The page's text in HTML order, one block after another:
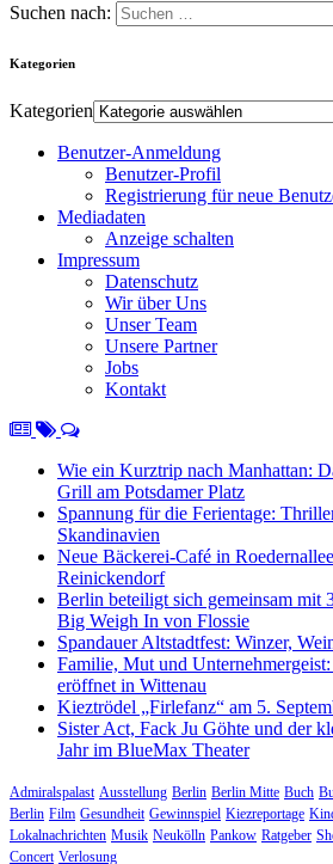
Suchen nach:
Kategorien
Kategorien
Benutzer-Anmeldung
Benutzer-Profil
Registrierung für neue
Mediadaten
Anzeige schalten
Impressum
Datenschutz
Wir über Uns
Unser Team
Unsere Partner
Jobs
Kontakt
Wie ein Kurztrip nach Manhattan:
Grill am Potsdamer Platz
Spannung für die Ferientage:
Skandinavien
Neue Bäckerei-Café in
Reinickendorf
Berlin beteiligt sich gemeinsam mit
Big Weigh In von Flossie
Spandauer Altstadtfest: Winzer,
Familie, Mut und
eröffnet in Wittenau
Kieztrödel „Firlefanz“ am 5.
Sister Act, Fack Ju Göhte und der
Jahr im BlueMax Theater
Admiralspalast Ausstellung Berlin Berlin Mitte Buch
Berlin Film Gesundheit Gewinnspiel Kiezreportage
Lokalnachrichten Musik Neukölln Pankow Ratgeber
Concert Verlosung